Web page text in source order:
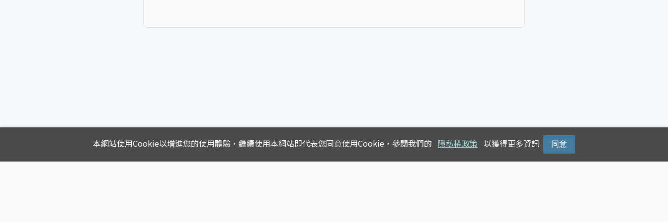
本網站使用Cookie以增進您的使用體驗， 繼續使用本網站即代表您同意使用Cookie，參閱我們的 隱私權政策 以獲得更多資訊 同意